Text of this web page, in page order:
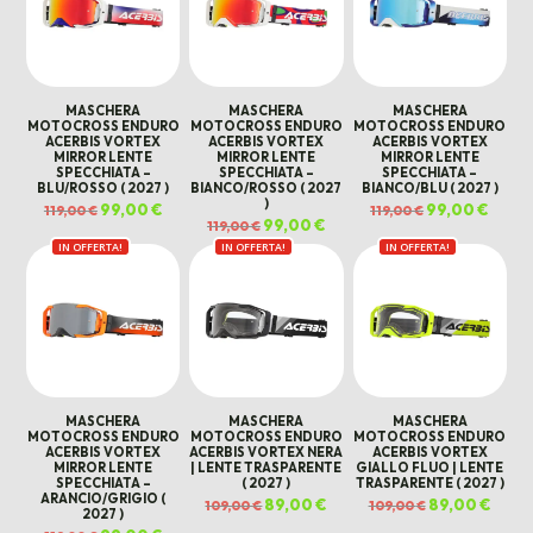
MASCHERA
MOTOCROSS ENDURO
ACERBIS VORTEX
MIRROR LENTE
SPECCHIATA –
BLU/ROSSO ( 2027 )
119,00€ Il
prezzo
era:
119,00 €.
99,00€Il
prezzo
attuale
è:
99,00 €.
MASCHERA
MOTOCROSS ENDURO
ACERBIS VORTEX
MIRROR LENTE
SPECCHIATA –
BIANCO/ROSSO ( 2027
)
119,00€ Il
prezzo
originale
era:
99,00€Il
prezzo
attuale
è:
99,00 €.
MASCHERA
MOTOCROSS ENDURO
ACERBIS VORTEX
MIRROR LENTE
SPECCHIATA –
BIANCO/BLU ( 2027 )
119,00€ Il
prezzo
era:
119,00 €.
99,00€
è:
99,00
IN OFFERTA!
MASCHERA
MOTOCROSS ENDURO
ACERBIS VORTEX
MIRROR LENTE
SPECCHIATA –
ARANCIO/GRIGIO (
2027 )
IN OFFERTA!
MASCHERA
MOTOCROSS ENDURO
ACERBIS VORTEX NERA
| LENTE TRASPARENTE
( 2027 )
109,00€Il
prezzo
89,00€
prezzo
IN OFFERTA!
MASCHERA
MOTOCROSS ENDURO
ACERBIS VORTEX
GIALLO FLUO | LENTE
TRASPARENTE ( 2027 )
109,00€ Il
prezzo
89,00€Il